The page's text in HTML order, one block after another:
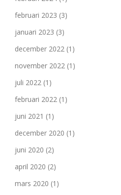
februari 2023 (3)
januari 2023 (3)
december 2022 (1)
november 2022 (1)
juli 2022 (1)
februari 2022 (1)
juni 2021 (1)
december 2020 (1)
juni 2020 (2)
april 2020 (2)
mars 2020 (1)